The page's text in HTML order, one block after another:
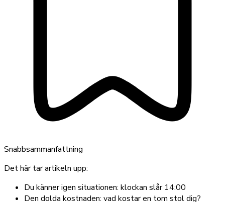
Snabbsammanfattning
Det här tar artikeln upp:
Du känner igen situationen: klockan slår 14:00
Den dolda kostnaden: vad kostar en tom stol dig?